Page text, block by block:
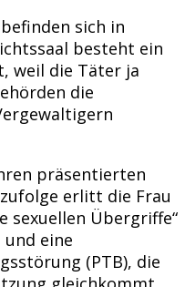
sich in
besteht ein
weil die Täter ja
die
präsentierten
erlitt die Frau
sexuellen Übergriffe“
eine
(PTB), die